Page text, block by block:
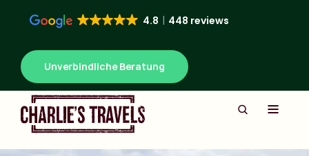
4.8 448 reviews
Unverbindliche Beratung